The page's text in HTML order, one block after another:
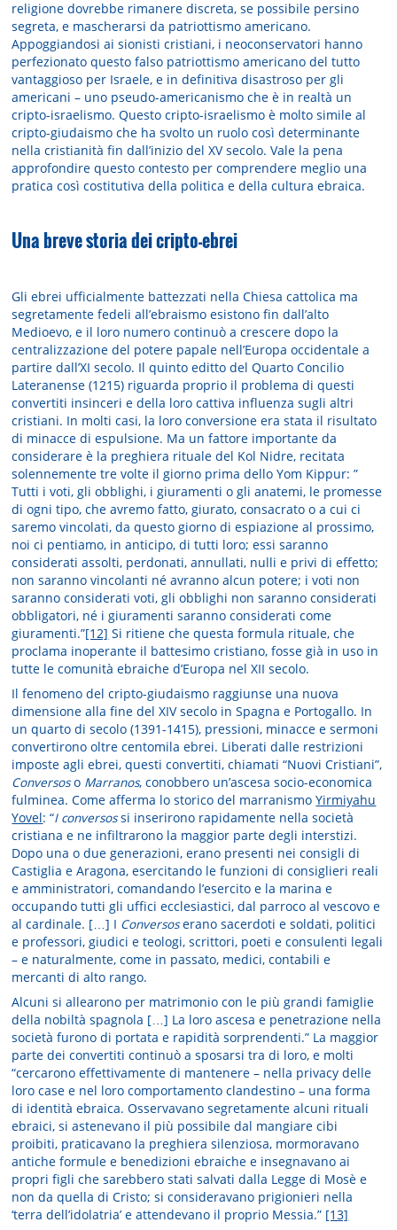
religione dovrebbe rimanere discreta, se possibile persino
segreta, e mascherarsi da patriottismo americano.
Appoggiandosi ai sionisti cristiani, i neoconservatori hanno
perfezionato questo falso patriottismo americano del tutto
vantaggioso per Israele, e in definitiva disastroso per gli
americani – uno pseudo-americanismo che è in realtà un
cripto-israelismo. Questo cripto-israelismo è molto simile al
cripto-giudaismo che ha svolto un ruolo così determinante
nella cristianità fin dall’inizio del XV secolo. Vale la pena
approfondire questo contesto per comprendere meglio una
pratica così costitutiva della politica e della cultura ebraica.
Una breve storia dei cripto-ebrei
Gli ebrei ufficialmente battezzati nella Chiesa cattolica ma
segretamente fedeli all’ebraismo esistono fin dall’alto
Medioevo, e il loro numero continuò a crescere dopo la
centralizzazione del potere papale nell’Europa occidentale a
partire dall’XI secolo. Il quinto editto del Quarto Concilio
Lateranense (1215) riguarda proprio il problema di questi
convertiti insinceri e della loro cattiva influenza sugli altri
cristiani. In molti casi, la loro conversione era stata il risultato
di minacce di espulsione. Ma un fattore importante da
considerare è la preghiera rituale del Kol Nidre, recitata
solennemente tre volte il giorno prima dello Yom Kippur: ”
Tutti i voti, gli obblighi, i giuramenti o gli anatemi, le promesse
di ogni tipo, che avremo fatto, giurato, consacrato o a cui ci
saremo vincolati, da questo giorno di espiazione al prossimo,
noi ci pentiamo, in anticipo, di tutti loro; essi saranno
considerati assolti, perdonati, annullati, nulli e privi di effetto;
non saranno vincolanti né avranno alcun potere; i voti non
saranno considerati voti, gli obblighi non saranno considerati
obbligatori, né i giuramenti saranno considerati come
giuramenti.”[12] Si ritiene che questa formula rituale, che
proclama inoperante il battesimo cristiano, fosse già in uso in
tutte le comunità ebraiche d’Europa nel XII secolo.
Il fenomeno del cripto-giudaismo raggiunse una nuova
dimensione alla fine del XIV secolo in Spagna e Portogallo. In
un quarto di secolo (1391-1415), pressioni, minacce e sermoni
convertirono oltre centomila ebrei. Liberati dalle restrizioni
imposte agli ebrei, questi convertiti, chiamati “Nuovi Cristiani”,
Conversoso Marranos, conobbero un’ascesa socio-economica
fulminea. Come afferma lo storico del marranismoYirmiyahu
Yovel: “I conversossi inserirono rapidamente nella società
cristiana e ne infiltrarono la maggior parte degli interstizi.
Dopo una o due generazioni, erano presenti nei consigli di
Castiglia e Aragona, esercitando le funzioni di consiglieri reali
e amministratori, comandando l’esercito e la marina e
occupando tutti gli uffici ecclesiastici, dal parroco al vescovo e
al cardinale. […] I Conversoserano sacerdoti e soldati, politici
e professori, giudici e teologi, scrittori, poeti e consulenti legali
– e naturalmente, come in passato, medici, contabili e
mercanti di alto rango.
Alcuni si allearono per matrimonio con le più grandi famiglie
della nobiltà spagnola […] La loro ascesa e penetrazione nella
società furono di portata e rapidità sorprendenti.” La maggior
parte dei convertiti continuò a sposarsi tra di loro, e molti
“cercarono effettivamente di mantenere – nella privacy delle
loro case e nel loro comportamento clandestino – una forma
di identità ebraica. Osservavano segretamente alcuni rituali
ebraici, si astenevano il più possibile dal mangiare cibi
proibiti, praticavano la preghiera silenziosa, mormoravano
antiche formule e benedizioni ebraiche e insegnavano ai
propri figli che sarebbero stati salvati dalla Legge di Mosè e
non da quella di Cristo; si consideravano prigionieri nella
‘terra dell’idolatria’ e attendevano il proprio Messia.” [13]